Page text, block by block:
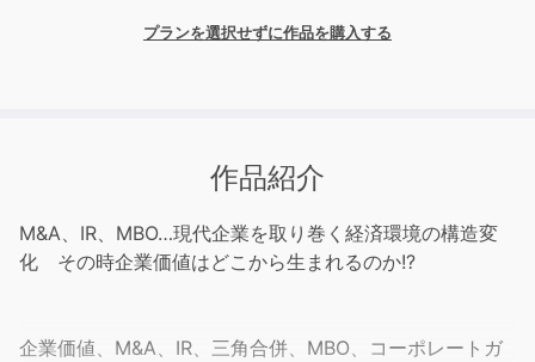
プランを選択せずに作品を購入する
作品紹介
M&A、IR、MBO…現代企業を取り巻く経済環境の構造変
化 その時企業価値はどこから生まれるのか!?
企業価値、M&A、IR、三角合併、MBO、コーポレートガ